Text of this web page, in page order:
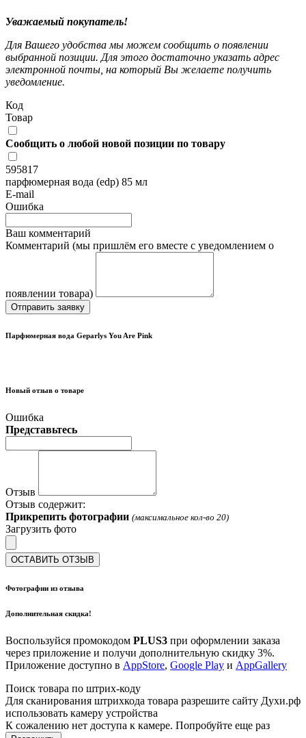
Уважаемый покупатель!
Для Вашего удобства мы можем сообщить о появлении
выбранной позиции. Для этого достаточно указать адрес
электронной почты, на который Вы желаете получить
уведомление.
Код
Товар
Сообщить о любой новой позиции по товару
595817
парфюмерная вода (edp) 85 мл
E-mail
Ошибка
Ваш комментарий
Комментарий (мы пришлём его вместе с уведомлением о
появлении товара)
Отправить заявку
Парфюмерная вода Geparlys You Are Pink
Новый отзыв о товаре
Ошибка
Представьтесь
Отзыв
Отзыв содержит:
Прикрепить фотографии (максимальное кол-во 20)
Загрузить фото
ОСТАВИТЬ ОТЗЫВ
Фотографии из отзыва
Дополнительная скидка!
Воспользуйся промокодом PLUS3 при оформлении заказа
через приложение и получи дополнительную скидку 3%.
Приложение доступно в AppStore, Google Play и AppGallery
Поиск товара по штрих-коду
Для сканирования штрихкода товара разрешите сайту Духи.рф
использовать камеру устройства
К сожалению нет доступа к камере. Попробуйте еще раз